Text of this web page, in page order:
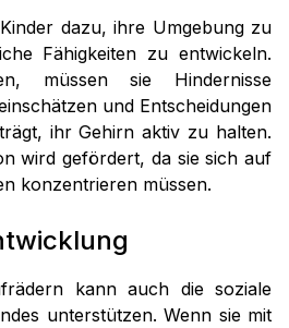
dazu, ihre Umgebung zu
Fähigkeiten zu entwickeln.
müssen sie Hindernisse
und Entscheidungen
ihr Gehirn aktiv zu halten.
wird gefördert, da sie sich auf
konzentrieren müssen.
kann auch die soziale
unterstützen. Wenn sie mit